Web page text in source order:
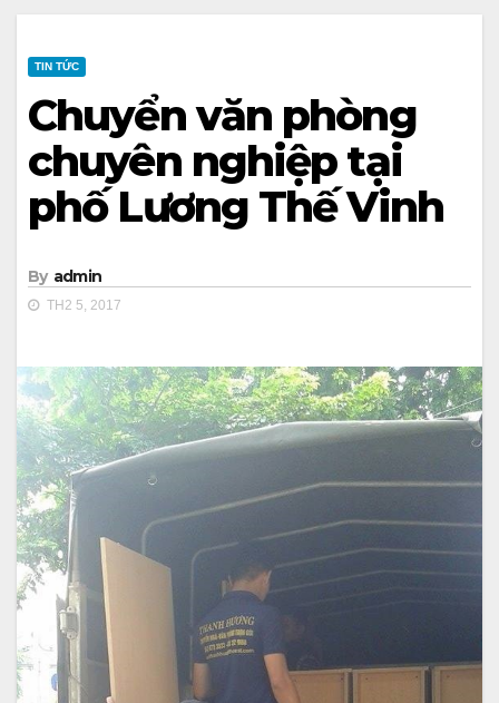
TIN TỨC
Chuyển văn phòng
chuyên nghiệp tại
phố Lương Thế Vinh
By admin
TH2 5, 2017